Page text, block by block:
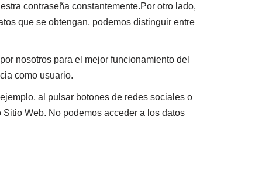
contraseña constantemente.Por otro lado,
que se obtengan, podemos distinguir entre
nosotros para el mejor funcionamiento del
como usuario.
al pulsar botones de redes sociales o
Web. No podemos acceder a los datos